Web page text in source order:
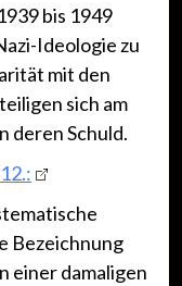
bis 1949
Ideologie zu
mit den
sich am
deren Schuld.
Bezeichnung
einer damaligen